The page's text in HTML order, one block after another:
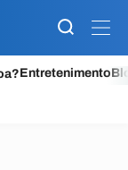
Entretenimento